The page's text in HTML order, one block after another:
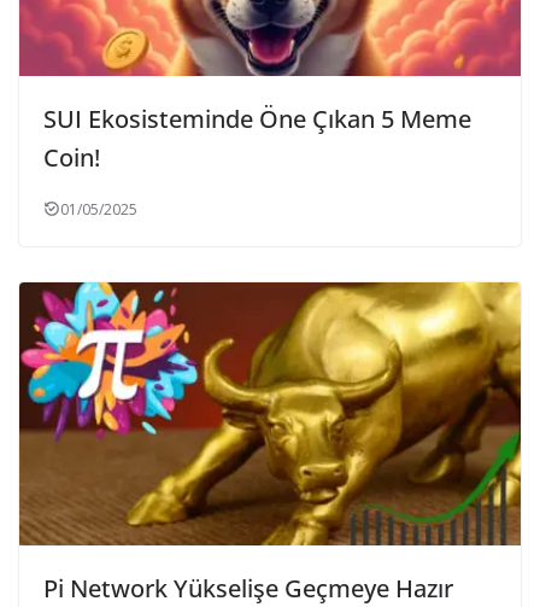
SUI Ekosisteminde Öne Çıkan 5 Meme
Coin!
01/05/2025
Pi Network Yükselişe Geçmeye Hazır